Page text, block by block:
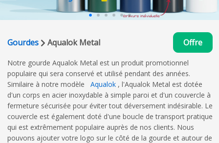
Gourdes Aqualok Metal Offre
Notre gourde Aqualok Metal est un produit promotionnel
populaire qui sera conservé et utilisé pendant des années.
Similaire à notre modèle
Aqualok , l'Aqualok Metal est dotée
d'un corps en acier inoxydable à simple paroi et d'un couvercle à
fermeture sécurisée pour éviter tout déversement indésirable. Le
couvercle est également doté d'une boucle de transport pratique
qui est extrêmement populaire auprès de nos clients. Nous
pouvons ajouter votre logo sur le côté de la gourde et autour de